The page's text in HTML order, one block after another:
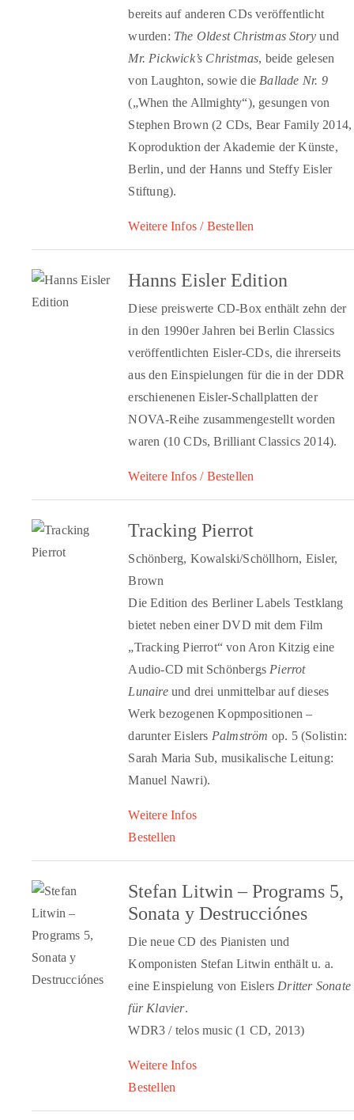
bereits auf anderen CDs veröffentlicht
wurden: The Oldest Christmas Story und
Mr. Pickwick’s Christmas, beide gelesen
von Laughton, sowie die Ballade Nr. 9
(„When the Allmighty“), gesungen von
Stephen Brown (2 CDs, Bear Family 2014,
Koproduktion der Akademie der Künste,
Berlin, und der Hanns und Steffy Eisler
Stiftung).
Weitere Infos / Bestellen
Hanns Eisler Edition
Diese preiswerte CD-Box enthält zehn der
in den 1990er Jahren bei Berlin Classics
veröffentlichten Eisler-CDs, die ihrerseits
aus den Einspielungen für die in der DDR
erschienenen Eisler-Schallplatten der
NOVA-Reihe zusammengestellt worden
waren (10 CDs, Brilliant Classics 2014).
Weitere Infos / Bestellen
Tracking Pierrot
Schönberg, Kowalski/Schöllhorn, Eisler,
Brown
Die Edition des Berliner Labels Testklang
bietet neben einer DVD mit dem Film
„Tracking Pierrot“ von Aron Kitzig eine
Audio-CD mit Schönbergs Pierrot
Lunaire und drei unmittelbar auf dieses
Werk bezogenen Kopmpositionen –
darunter Eislers Palmström op. 5 (Solistin:
Sarah Maria Sub, musikalische Leitung:
Manuel Nawri).
Weitere Infos
Bestellen
Stefan Litwin – Programs 5,
Sonata y Destrucciónes
Die neue CD des Pianisten und
Komponisten Stefan Litwin enthält u. a.
eine Einspielung von Eislers Dritter Sonate
für Klavier.
WDR3 / telos music (1 CD, 2013)
Weitere Infos
Bestellen